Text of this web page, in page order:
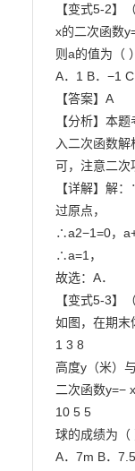
【变式5-2】
x的二次函数
则a的值为（
A．1 B．−1
【答案】A
【分析】本
入二次函数
可，注意二次
【详解】解
过原点，
∴a2−1=0，
∴a=1，
故选：A．
【变式5-3】
如图，在期末
1 3 8
高度y（米）
二次函数y=−
10 5 5
球的成绩为（
A．7m B．